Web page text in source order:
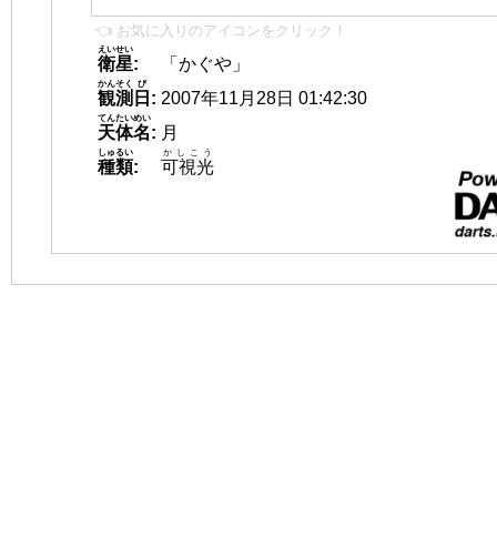
👈 お気に入りのアイコンをクリック！
衛星
えいせい
:
「かぐや」
観測
かんそく
日
び
: 2007年11月28日 01:42:30
天体名
てんたいめい
: 月
種類
しゅるい
: 可視光
かしこう